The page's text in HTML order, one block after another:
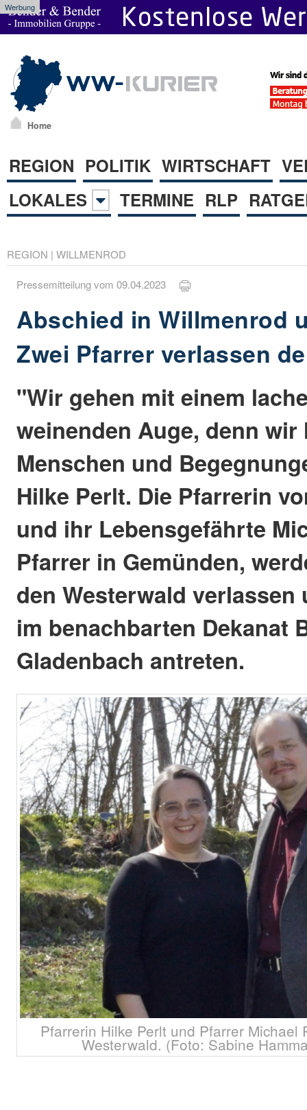
Werbung
Home
REGION POLITIK WIRTSCHAFT
LOKALES
TERMINE RLP
REGION | WILLMENROD
Pressemitteilung vom 09.04.2023
Abschied in Willmenrod
Zwei Pfarrer verlassen
"Wir gehen mit einem
weinenden Auge, denn
Menschen und
Hilke Perlt. Die Pfarrerin
und ihr Lebensgefährte
Pfarrer in Gemünden,
den Westerwald
im benachbarten Dekanat
Gladenbach antreten.
Pfarrerin Hilke Perlt und Pfarrer Michael
Westerwald. (Foto: Sabine